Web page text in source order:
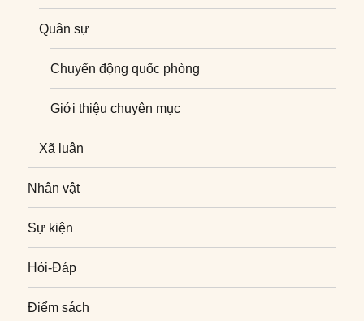
Quân sự
Chuyển động quốc phòng
Giới thiệu chuyên mục
Xã luận
Nhân vật
Sự kiện
Hỏi-Đáp
Điểm sách